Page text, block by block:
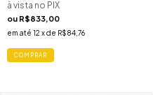
à vista no PIX
ou R$833,00
em até 12 x de R$84,76